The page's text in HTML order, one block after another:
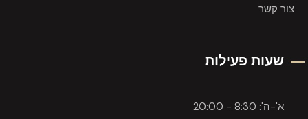
צור קשר
שעות פעילות
א'-ה': 8:30 - 20:00